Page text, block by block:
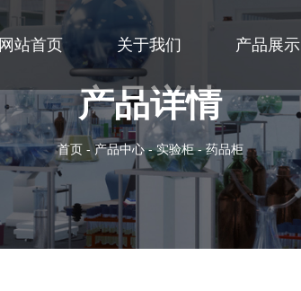
网站首页 关于我们 产品展示
产品详情
首页 -产品中心 -实验柜 -药品柜